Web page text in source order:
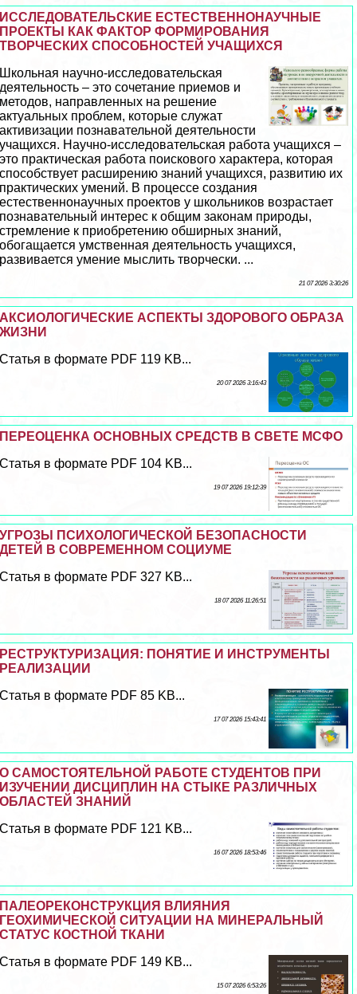
ИССЛЕДОВАТЕЛЬСКИЕ ЕСТЕСТВЕННОНАУЧНЫЕ
ПРОЕКТЫ КАК ФАКТОР ФОРМИРОВАНИЯ
ТВОРЧЕСКИХ СПОСОБНОСТЕЙ УЧАЩИХСЯ
Школьная научно-исследовательская
деятельность – это сочетание приемов и
методов, направленных на решение
актуальных проблем, которые служат
активизации познавательной деятельности
учащихся. Научно-исследовательская работа учащихся –
это пpaктическая работа поискового хаpaктера, которая
способствует расширению знаний учащихся, развитию их
пpaктических умений. В процессе создания
естественнонаучных проектов у школьников возрастает
познавательный интерес к общим законам природы,
стремление к приобретению обширных знаний,
обогащается умственная деятельность учащихся,
развивается умение мыслить творчески. ...
21 07 2026 3:30:26
АКСИОЛОГИЧЕСКИЕ АСПЕКТЫ ЗДОРОВОГО ОБРАЗА
ЖИЗНИ
Статья в формате PDF 119 KB...
20 07 2026 3:16:43
ПЕРЕОЦЕНКА ОСНОВНЫХ СРЕДСТВ В СВЕТЕ МСФО
Статья в формате PDF 104 KB...
19 07 2026 19:12:39
УГРОЗЫ ПСИХОЛОГИЧЕСКОЙ БЕЗОПАСНОСТИ
ДЕТЕЙ В СОВРЕМЕННОМ СОЦИУМЕ
Статья в формате PDF 327 KB...
18 07 2026 11:26:51
РЕСТРУКТУРИЗАЦИЯ: ПОНЯТИЕ И ИНСТРУМЕНТЫ
РЕАЛИЗАЦИИ
Статья в формате PDF 85 KB...
17 07 2026 15:43:41
О САМОСТОЯТЕЛЬНОЙ РАБОТЕ СТУДЕНТОВ ПРИ
ИЗУЧЕНИИ ДИСЦИПЛИН НА СТЫКЕ РАЗЛИЧНЫХ
ОБЛАСТЕЙ ЗНАНИЙ
Статья в формате PDF 121 KB...
16 07 2026 18:53:46
ПАЛЕОРЕКОНСТРУКЦИЯ ВЛИЯНИЯ
ГЕОХИМИЧЕСКОЙ СИТУАЦИИ НА МИНЕРАЛЬНЫЙ
СТАТУС КОСТНОЙ ТКАНИ
Статья в формате PDF 149 KB...
15 07 2026 6:53:26